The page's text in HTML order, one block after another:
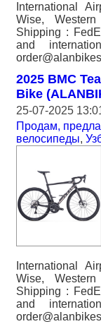
International
Wise,
Shipping :
and
2025 BMC
Bike
25-07-2025
Продам,
велосипеды,
International
Wise,
Shipping :
and